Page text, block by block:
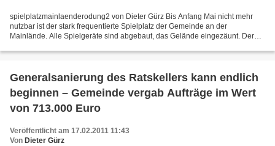
spielplatzmainlaenderodung2 von Dieter Gürz Bis Anfang Mai nicht mehr
nutzbar ist der stark frequentierte Spielplatz der Gemeinde an der
Mainlände. Alle Spielgeräte sind abgebaut, das Gelände eingezäunt. Der
Generalsanierung des Ratskellers kann endlich
beginnen – Gemeinde vergab Aufträge im Wert
von 713.000 Euro
Veröffentlicht am 17.02.2011 11:43
Von Dieter Gürz